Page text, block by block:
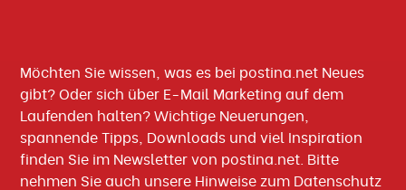
Möchten Sie wissen, was es bei postina.net Neues
gibt? Oder sich über E-Mail Marketing auf dem
Laufenden halten? Wichtige Neuerungen,
spannende Tipps, Downloads und viel Inspiration
finden Sie im Newsletter von postina.net. Bitte
nehmen Sie auch unsere Hinweise zum Datenschutz